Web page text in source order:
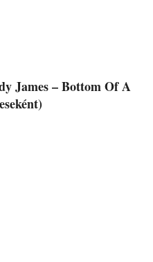
James – Bottom Of A